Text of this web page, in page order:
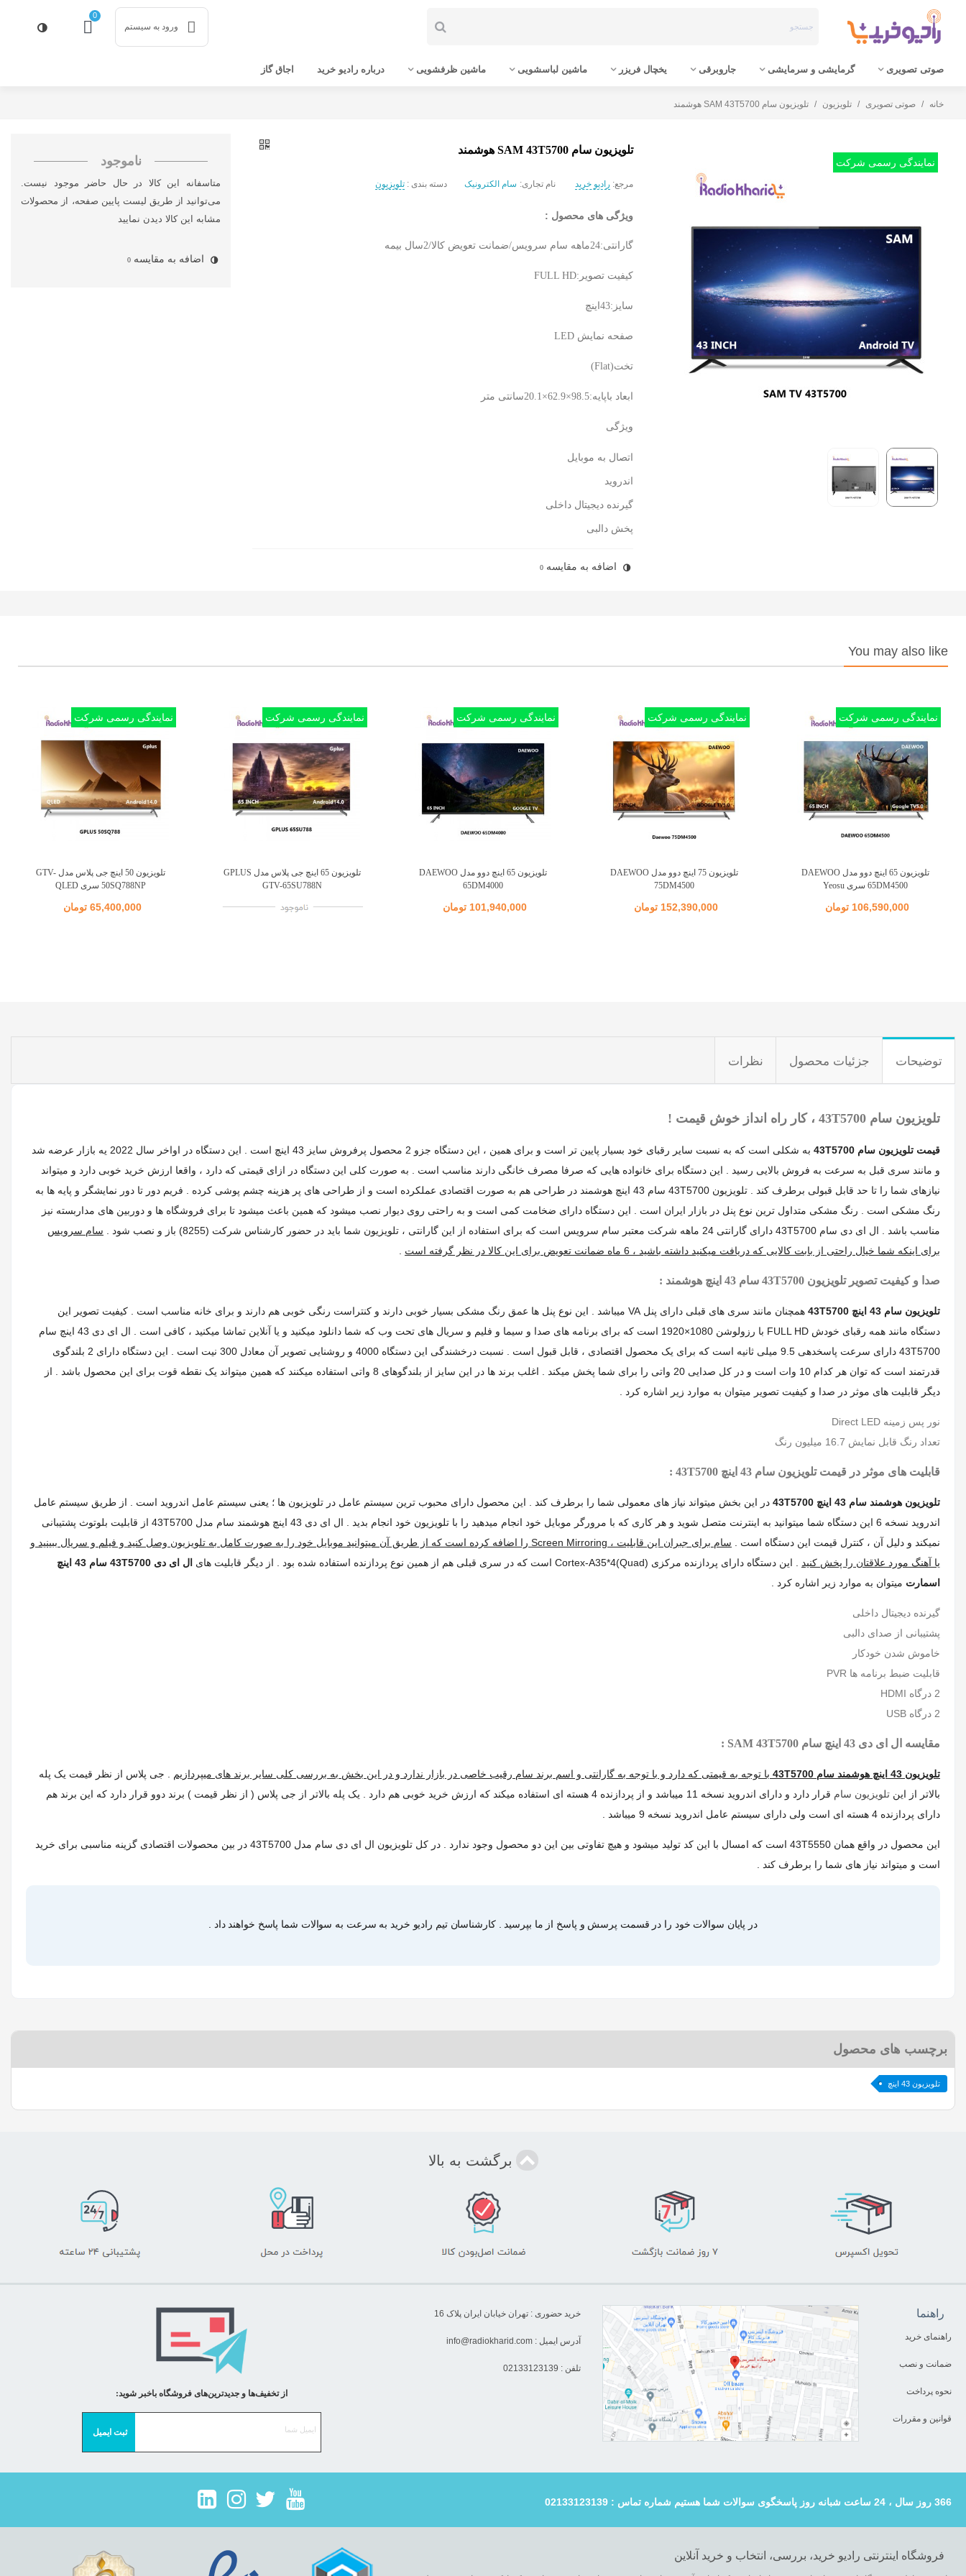
ورود به سیستم
0
صوتی تصویری گرمایشی و سرمایشی جاروبرقی یخچال فریزر ماشین لباسشویی ماشین ظرفشویی درباره رادیو خرید اجاق گاز
خانه / صوتی تصویری / تلویزیون / تلویزیون سام SAM 43T5700 هوشمند
نمایندگی رسمی شرکت
تلویزیون سام SAM 43T5700 هوشمند
مرجع: رادیو خرید نام تجاری: سام الکترونیک دسته بندی : تلویزیون
ویژگی های محصول :
گارانتی:24ماهه سام سرویس/ضمانت تعویض کالا/2سال بیمه
کیفیت تصویر:FULL HD
سایز:43اینچ
صفحه نمایش LED
تخت(Flat)
ابعاد باپایه:98.5×62.9×20.1سانتی متر
ویژگی
اتصال به موبایل
اندروید
گیرنده دیجیتال داخلی
پخش دالبی
اضافه به مقایسه 0
ناموجود
متاسفانه این کالا در حال حاضر موجود نیست.
می‌توانید از طریق لیست پایین صفحه، از محصولات
مشابه این کالا دیدن نمایید
اضافه به مقایسه 0
You may also like
نمایندگی رسمی شرکت
اضافه به مقایسهتلویزیون 65 اینچ دوو مدل DAEWOO
65DM4500 سری Yeosu
106,590,000 تومان
نمایندگی رسمی شرکت
اضافه به مقایسهتلویزیون 75 اینچ دوو مدل DAEWOO
75DM4500
152,390,000 تومان
نمایندگی رسمی شرکت
اضافه به مقایسهتلویزیون 65 اینچ دوو مدل DAEWOO
65DM4000
101,940,000 تومان
نمایندگی رسمی شرکت
اضافه به مقایسه
تلویزیون 65 اینچ جی پلاس مدل GPLUS
GTV-65SU788N
نمایندگی رسمی شرکت
اضافه به مقایسه
تلویزیون 50 اینچ جی پلاس مدل GTV-
50SQ788NP سری QLED
65,400,000 تومان
توضیحات جزئیات محصول نظرات
تلویزیون سام 43T5700 ، کار راه انداز خوش قیمت !
قیمت تلویزیون سام 43T5700
به شکلی است که به نسبت سایر رقبای خود بسیار پایین تر است و برای همین ، این دستگاه جزو 2 محصول پرفروش سایز 43 اینچ است . این دستگاه در اواخر سال 2022 یه بازار عرضه شد
و مانند سری قبل به سرعت به فروش بالایی رسید . این دستگاه برای خانواده هایی که صرفا مصرف خانگی دارند مناسب است . به صورت کلی این دستگاه در ازای قیمتی که دارد ، واقعا ارزش خرید خوبی دارد و میتواند
نیازهای شما را تا حد قابل قبولی برطرف کند . تلویزیون 43T5700 سام 43 اینچ هوشمند در طراحی هم به صورت اقتصادی عملکرده است و از طراحی های پر هزینه چشم پوشی کرده . فریم دور تا دور نمایشگر و پایه ها به
رنگ مشکی است . رنگ مشکی متداول ترین نوع پنل در بازار ایران است . این دستگاه دارای ضخامت کمی است و به راحتی روی دیوار نصب میشود که همین باعث میشود تا برای فروشگاه ها و دوربین های مداربسته نیز
مناسب باشد . ال ای دی سام 43T5700 دارای گارانتی 24 ماهه شرکت معتبر سام سرویس است که برای استفاده از این گارانتی ، تلویزیون شما باید در حضور کارشناس شرکت (8255) باز و نصب شود .
سام سرویس
برای اینکه شما خیال راحتی از بابت کالایی که دریافت میکنید داشته باشید ، 6 ماه ضمانت تعویض برای این کالا در نظر گرفته است
صدا و کیفیت تصویر تلویزیون 43T5700 سام 43 اینچ هوشمند :
تلویزیون سام 43 اینچ 43T5700
همچنان مانند سری های قبلی دارای پنل VA میباشد . این نوع پنل ها عمق رنگ مشکی بسیار خوبی دارند و کنتراست رنگی خوبی هم دارند و برای خانه مناسب است . کیفیت تصویر این
دستگاه مانند همه رقبای خودش FULL HD با رزولوشن 1080×1920 است که برای برنامه های صدا و سیما و فلیم و سریال های تحت وب که شما دانلود میکنید و یا آنلاین تماشا میکنید ، کافی است . ال ای دی 43 اینچ سام
43T5700 دارای سرعت پاسخدهی 9.5 میلی ثانیه است که برای یک محصول اقتصادی ، قابل قبول است . نسبت درخشندگی این دستگاه 4000 و روشنایی تصویر آن معادل 300 نیت است . این دستگاه دارای 2 بلندگوی
قدرتمند است که توان هر کدام 10 وات است و در کل صدایی 20 واتی را برای شما پخش میکند . اغلب برند ها در این سایز از بلندگوهای 8 واتی استفاده میکنند که همین میتواند یک نقطه قوت برای این محصول باشد . از
دیگر قابلیت های موثر در صدا و کیفیت تصویر میتوان به موارد زیر اشاره کرد .
نور پس زمینه Direct LED
تعداد رنگ قابل نمایش 16.7 میلیون رنگ
قابلیت های موثر در قیمت تلویزیون سام 43 اینچ 43T5700 :
تلویزیون هوشمند سام 43 اینچ 43T5700
در این بخش میتواند نیاز های معمولی شما را برطرف کند . این محصول دارای محبوب ترین سیستم عامل در تلویزیون ها ؛ یعنی سیستم عامل اندروید است . از طریق سیستم عامل
اندروید نسخه 6 این دستگاه شما میتوانید به اینترنت متصل شوید و هر کاری که با مرورگر موبایل خود انجام میدهید را با تلویزیون خود انجام بدید . ال ای دی 43 اینچ هوشمند سام مدل 43T5700 از قابلیت بلوتوث پشتیبانی
نمیکند و دلیل آن ، کنترل قیمت این دستگاه است .
سام برای جبران این قابلیت ، Screen Mirroring را اضافه کرده است که از طریق آن میتوانید موبایل خود را به صورت کامل به تلویزیون وصل کنید و فیلم و سریال ببینید و
یا آهنگ مورد علاقتان را پخش کنید
. این دستگاه دارای پردازنده مرکزی Cortex-A35*4(Quad) است که در سری قبلی هم از همین نوع پردازنده استفاده شده بود . از دیگر قابلیت های
ال ای دی 43T5700 سام 43 اینچ
اسمارت میتوان به موارد زیر اشاره کرد .
گیرنده دیجیتال داخلی
پشتیبانی از صدای دالبی
خاموش شدن خودکار
قابلیت ضبط برنامه ها PVR
2 درگاه HDMI
2 درگاه USB
مقایسه ال ای دی 43 اینچ سام SAM 43T5700 :
تلویزیون 43 اینچ هوشمند سام 43T5700 با توجه به قیمتی که دارد و با توجه به گارانتی و اسم برند سام رقیب خاصی در بازار ندارد و در این بخش به بررسی کلی سایر برند های میپردازیم
. جی پلاس از نظر قیمت یک پله
بالاتر از این تلویزیون سام
قرار دارد و دارای اندروید نسخه 11 میباشد و از پردازنده 4 هسته ای استفاده میکند که ارزش خرید خوبی هم دارد . یک پله بالاتر از جی پلاس ( از نظر قیمت ) برند دوو قرار دارد که این برند هم
دارای پردازنده 4 هسته ای است ولی دارای سیستم عامل اندروید نسخه 9 میباشد .
این محصول در واقع همان 43T5550 است که امسال با این کد تولید میشود و هیچ تفاوتی بین این دو محصول وجود ندارد . در کل تلویزیون ال ای دی سام مدل 43T5700 در بین محصولات اقتصادی گزینه مناسبی برای خرید
است و میتواند نیاز های شما را برطرف کند .
در پایان سوالات خود را در قسمت پرسش و پاسخ از ما بپرسید . کارشناسان تیم رادیو خرید به سرعت به سوالات شما پاسخ خواهند داد .
برچسب های محصول
تلویزیون 43 اینچ
برگشت به بالا
راهنما
راهنمای خرید
ضمانت و نصب
نحوه پرداخت
قوانین و مقررات
خرید حضوری : تهران خیابان ایران پلاک 16
آدرس ایمیل : info@radiokharid.com
تلفن : 02133123139
366 روز سال ، 24 ساعت شبانه روز پاسخگوی سوالات شما هستیم شماره تماس : 02133123139
از تخفیف‌ها و جدیدترین‌های فروشگاه باخبر شوید:
فروشگاه اینترنتی رادیو خرید، بررسی، انتخاب و خرید آنلاین